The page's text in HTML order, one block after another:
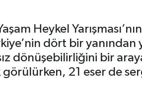
Heykel
dört bir yanından
dönüşebilirliğini bir
21 eser de